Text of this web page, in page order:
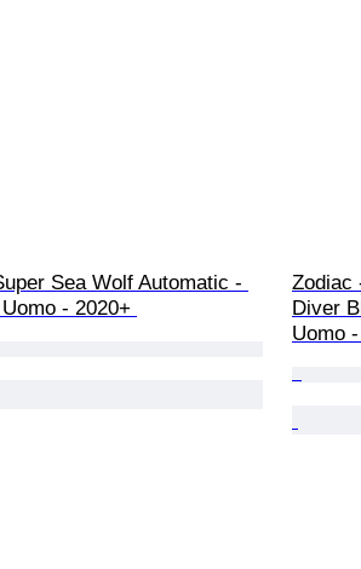
Sea Wolf Automatic -
- 2020+
Zodiac
Diver
Uomo